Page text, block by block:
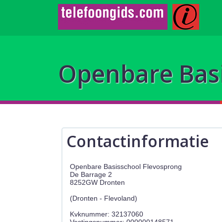
Openbare
Contactinformatie
Openbare Basisschool Flevosprong
De Barrage 2
8252GW Dronten
(Dronten - Flevoland)
Kvknummer: 32137060